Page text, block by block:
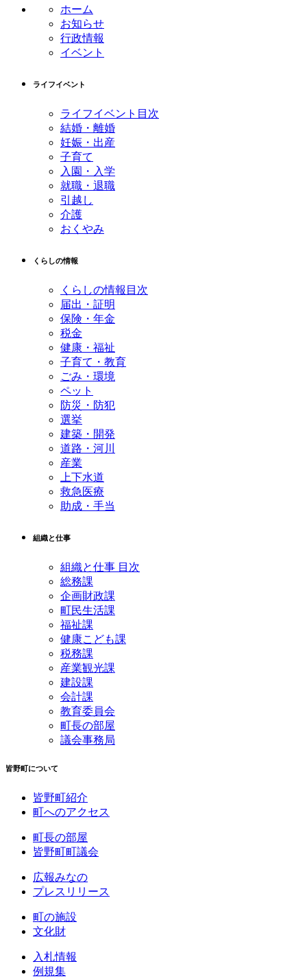
ホーム
お知らせ
行政情報
イベント
ライフイベント
ライフイベント目次
結婚・離婚
妊娠・出産
子育て
入園・入学
就職・退職
引越し
介護
おくやみ
くらしの情報
くらしの情報目次
届出・証明
保険・年金
税金
健康・福祉
子育て・教育
ごみ・環境
ペット
防災・防犯
選挙
建築・開発
道路・河川
産業
上下水道
救急医療
助成・手当
組織と仕事
組織と仕事 目次
総務課
企画財政課
町民生活課
福祉課
健康こども課
税務課
産業観光課
建設課
会計課
教育委員会
町長の部屋
議会事務局
皆野町について
皆野町紹介
町へのアクセス
町長の部屋
皆野町町議会
広報みなの
プレスリリース
町の施設
文化財
入札情報
例規集